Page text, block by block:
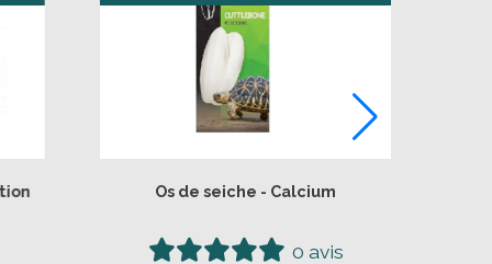
Boite plastique 3L avec aération
0 avis